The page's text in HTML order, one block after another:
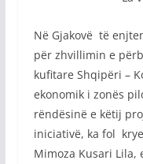
Në Gjakovë të
për zhvillimin e
kufitare Shqipëri –
ekonomik i zonës
rëndësinë e këtij
iniciativë, ka fol
Mimoza Kusari Lila,